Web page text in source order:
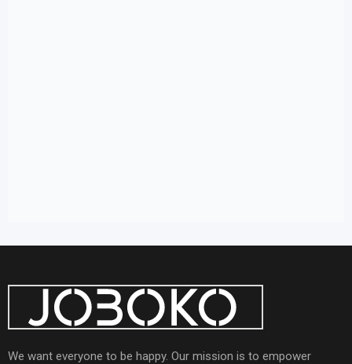
We want everyone to be happy. Our mission is to empower